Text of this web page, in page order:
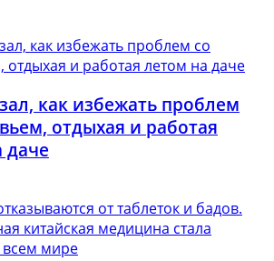
как избежать проблем
отдыхая и работая
даче